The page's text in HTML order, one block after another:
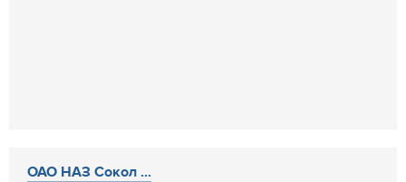
ОАО НАЗ Сокол ...